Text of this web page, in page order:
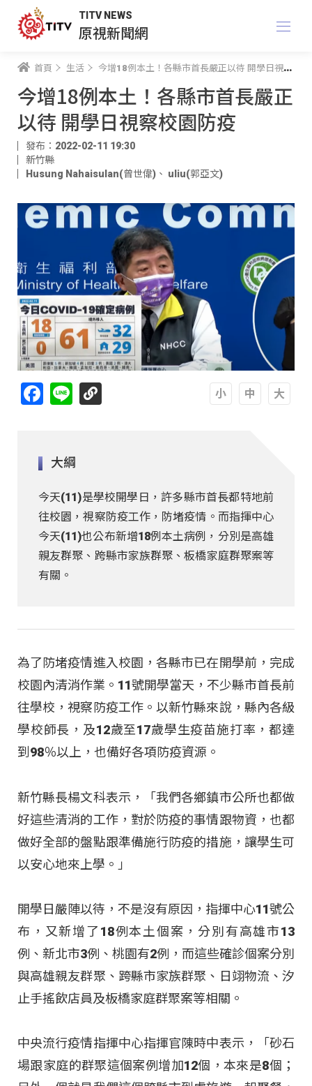
TITV NEWS
原視新聞網
首頁 生活 今增18例本土！各縣市首長嚴正以待 開學日視察校園防疫
今增18例本土！各縣市首長嚴正
以待 開學日視察校園防疫
發布：2022-02-11 19:30
新竹縣
Husung Nahaisulan(曾世偉) 、 uliu(郭亞文)
Facebook
Line
大綱
今天(11)是學校開學日，許多縣市首長都特地前
往校園，視察防疫工作，防堵疫情。而指揮中心
今天(11)也公布新增18例本土病例，分別是高雄
親友群聚、跨縣市家族群聚、板橋家庭群聚案等
有關。
為了防堵疫情進入校園，各縣市已在開學前，完成
校園內清消作業。11號開學當天，不少縣市首長前
往學校，視察防疫工作。以新竹縣來說，縣內各級
學校師長，及12歲至17歲學生疫苗施打率，都達
到98％以上，也備好各項防疫資源。
新竹縣長楊文科表示，「我們各鄉鎮市公所也都做
好這些清消的工作，對於防疫的事情跟物資，也都
做好全部的盤點跟準備施行防疫的措施，讓學生可
以安心地來上學。」
開學日嚴陣以待，不是沒有原因，指揮中心11號公
布，又新增了18例本土個案，分別有高雄市13
例、新北市3例、桃園有2例，而這些確診個案分別
與高雄親友群聚、跨縣市家族群聚、日翊物流、汐
止手搖飲店員及板橋家庭群聚案等相關。
中央流行疫情指揮中心指揮官陳時中表示，「砂石
場跟家庭的群聚這個案例增加12個，本來是8個；